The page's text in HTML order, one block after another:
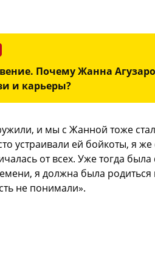
Почему Жанна
и карьеры?
и мы с Жанной тоже
устраивали ей бойкоты, я же
от всех. Уже тогда была
я должна была родиться
не понимали».